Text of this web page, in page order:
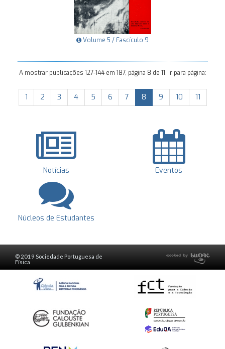
Volume 5 / Fascículo 9
A mostrar publicações 127-144 em 187, página 8 de 11. Ir para página:
1 2 3 4 5 6 7 8 9 10 11
Notícias Eventos
Núcleos de Estudantes
© 2019 Sociedade Portuguesa de
Física